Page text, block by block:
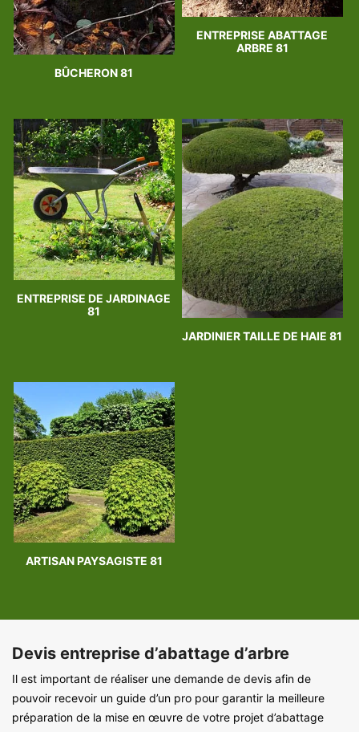
BÛCHERON 81
ENTREPRISE ABATTAGE
ARBRE 81
ENTREPRISE DE JARDINAGE
81
JARDINIER TAILLE DE HAIE 81
ARTISAN PAYSAGISTE 81
Devis entreprise d’abattage d’arbre
Il est important de réaliser une demande de devis afin de
pouvoir recevoir un guide d’un pro pour garantir la meilleure
préparation de la mise en œuvre de votre projet d’abattage